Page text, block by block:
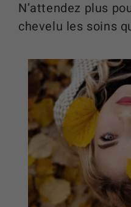
N’attendez plus
chevelu les soins